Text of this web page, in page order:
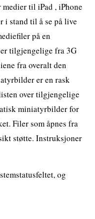
til iPad , iPhone
i stand til å se på live
på en
tilgjengelige fra 3G
fra overalt den
er en rask
over tilgjengelige
miniatyrbilder for
Filer som åpnes fra
støtte. Instruksjoner
og